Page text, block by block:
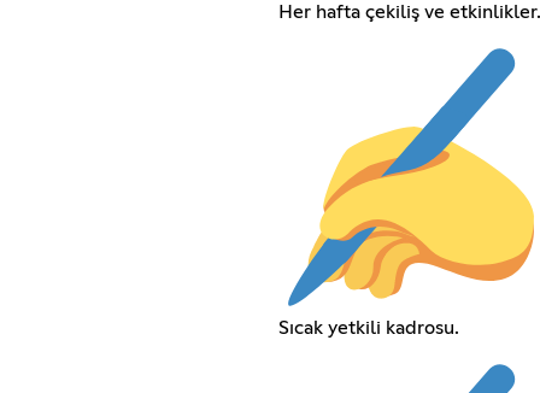
Her hafta çekiliş ve etkinlikler.
Sıcak yetkili kadrosu.